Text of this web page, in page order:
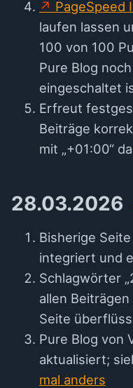
PageSpeed
laufen lassen
100 von 100
Pure Blog
eingeschaltet
Erfreut
Beiträge
mit „+01:00“
28.03.2026
Bisherige Seite
integriert und
Schlagwörter
allen
Seite
Pure Blog von
aktualisiert;
mal anders